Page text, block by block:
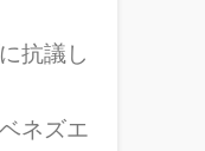
抗議し
ネズエ